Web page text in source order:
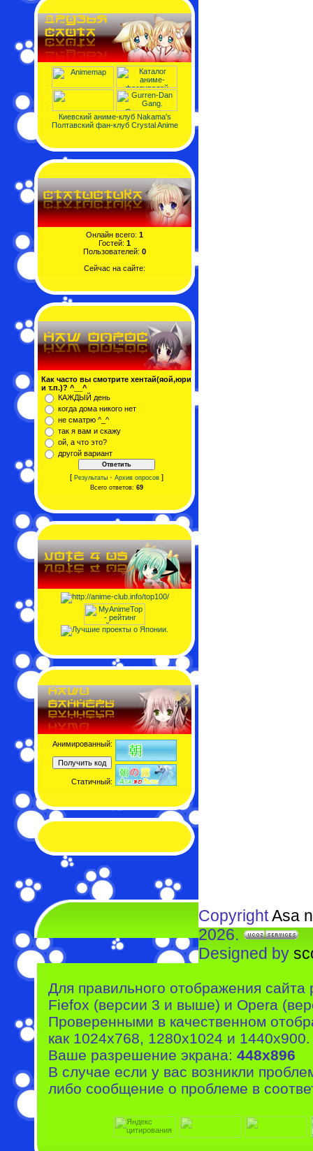
Киевский аниме-клуб Nakama's
Полтавский фан-клуб Crystal Anime
Онлайн всего: 1
Гостей: 1
Пользователей: 0
Сейчас на сайте:
Как часто вы смотрите хентай(яой,юри
и т.п.)? ^__^
КАЖДЫЙ день
когда дома никого нет
не сматрю ^_^
так я вам и скажу
ой, а что это?
другой вариант
[ Результаты· Архив опросов]
Всего ответов: 69
Анимированный:
Статичный:
CopyrightAsa
2026.
Designed by
Для правильного отображения
Fiefox (версии 3 и выше) и Opera
Проверенными в качественном
как 1024x768, 1280x1024 и 1440x900.
Ваше разрешение экрана: 448x896
В случае если у вас возникли
либо сообщение о проблеме в